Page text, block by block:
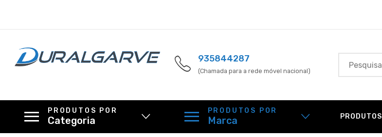
935844287
(Chamada para a rede móvel nacional)
PRODUTOS POR
Categoria
PRODUTOS POR
Marca PRODUTOS